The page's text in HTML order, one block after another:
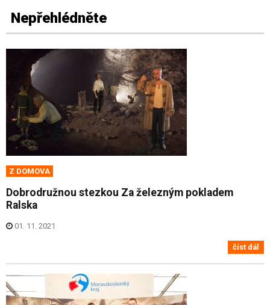
Nepřehlédněte
Z DOMOVA
Dobrodružnou stezkou Za železným pokladem
Ralska
01. 11. 2021
číst dál